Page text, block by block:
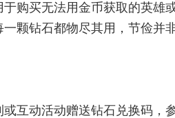
购买无法用金币获取的英雄
颗钻石都物尽其用，节俭并
互动活动赠送钻石兑换码，